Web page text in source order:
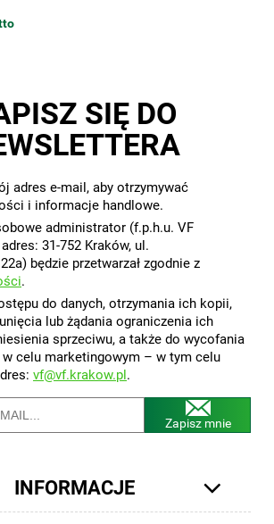
SIĘ DO
adres e-mail, aby otrzymywać
i informacje handlowe.
administrator (f.p.h.u. VF
31-752 Kraków, ul.
będzie przetwarzał zgodnie z
.
do danych, otrzymania ich kopii,
lub żądania ograniczenia ich
sprzeciwu, a także do wycofania
celu marketingowym – w tym celu
vf@vf.krakow.pl .
Zapisz mnie
INFORMACJE